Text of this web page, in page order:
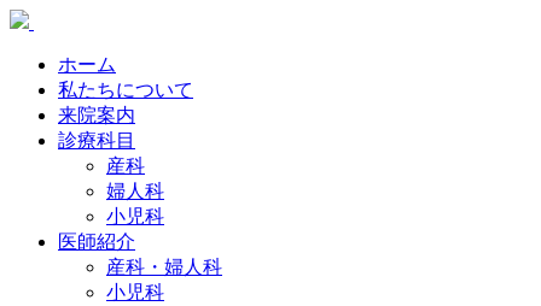
ホーム
私たちについて
来院案内
診療科目
産科
婦人科
小児科
医師紹介
産科・婦人科
小児科